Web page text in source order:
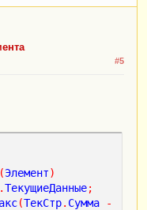
#5
(Элемент)
.ТекущиеДанные;
(ТекСтр. Сумма
-